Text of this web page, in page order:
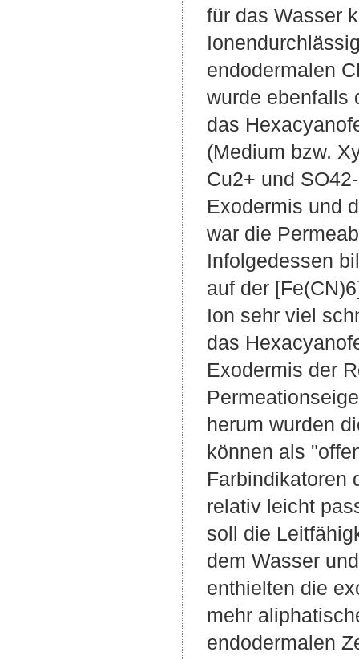
für das Wasser
endodermalen
wurde ebenfalls
das
(Medium bzw.
Cu2+ und
Exodermis und
war die
Infolgedessen
auf der
Ion sehr viel
das
Exodermis der
herum wurden
können als
Farbindikatoren
relativ leicht
soll die
dem Wasser
enthielten die
mehr
endodermalen